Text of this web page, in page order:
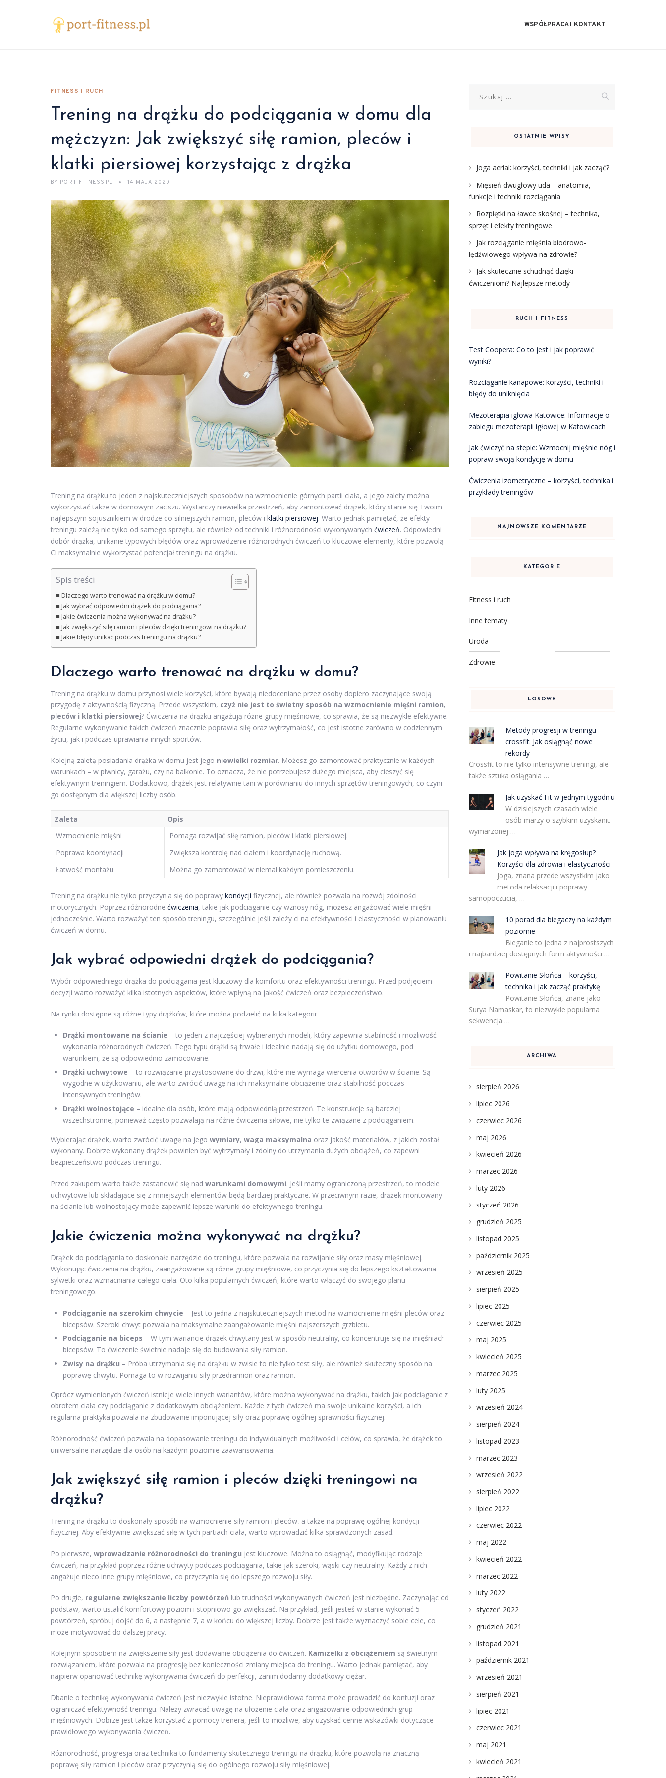
WSPÓŁPRACA I KONTAKT
FITNESS I RUCH
Trening na drążku do podciągania w domu dla
mężczyzn: Jak zwiększyć siłę ramion, pleców i
klatki piersiowej korzystając z drążka
BY PORT-FITNESS.PL 14 MAJA 2020
Trening na drążku to jeden z najskuteczniejszych sposobów na wzmocnienie górnych partii ciała, a jego zalety można
wykorzystać także w domowym zaciszu. Wystarczy niewielka przestrzeń, aby zamontować drążek, który stanie się Twoim
najlepszym sojusznikiem w drodze do silniejszych ramion, pleców i klatki piersiowej. Warto jednak pamiętać, że efekty
treningu zależą nie tylko od samego sprzętu, ale również od techniki i różnorodności wykonywanych ćwiczeń. Odpowiedni
dobór drążka, unikanie typowych błędów oraz wprowadzenie różnorodnych ćwiczeń to kluczowe elementy, które pozwolą
Ci maksymalnie wykorzystać potencjał treningu na drążku.
Spis treści
Dlaczego warto trenować na drążku w domu?
Jak wybrać odpowiedni drążek do podciągania?
Jakie ćwiczenia można wykonywać na drążku?
Jak zwiększyć siłę ramion i pleców dzięki treningowi na drążku?
Jakie błędy unikać podczas treningu na drążku?
Dlaczego warto trenować na drążku w domu?
Trening na drążku w domu przynosi wiele korzyści, które bywają niedoceniane przez osoby dopiero zaczynające swoją
przygodę z aktywnością fizyczną. Przede wszystkim, czyż nie jest to świetny sposób na wzmocnienie mięśni ramion,
pleców i klatki piersiowej? Ćwiczenia na drążku angażują różne grupy mięśniowe, co sprawia, że są niezwykle efektywne.
Regularne wykonywanie takich ćwiczeń znacznie poprawia siłę oraz wytrzymałość, co jest istotne zarówno w codziennym
życiu, jak i podczas uprawiania innych sportów.
Kolejną zaletą posiadania drążka w domu jest jego niewielki rozmiar. Możesz go zamontować praktycznie w każdych
warunkach – w piwnicy, garażu, czy na balkonie. To oznacza, że nie potrzebujesz dużego miejsca, aby cieszyć się
efektywnym treningiem. Dodatkowo, drążek jest relatywnie tani w porównaniu do innych sprzętów treningowych, co czyni
go dostępnym dla większej liczby osób.
Zaleta
Opis
Wzmocnienie mięśni
Pomaga rozwijać siłę ramion, pleców i klatki piersiowej.
Poprawa koordynacji
Zwiększa kontrolę nad ciałem i koordynację ruchową.
Łatwość montażu
Można go zamontować w niemal każdym pomieszczeniu.
Trening na drążku nie tylko przyczynia się do poprawy kondycji fizycznej, ale również pozwala na rozwój zdolności
motorycznych. Poprzez różnorodne ćwiczenia, takie jak podciąganie czy wznosy nóg, możesz angażować wiele mięśni
jednocześnie. Warto rozważyć ten sposób treningu, szczególnie jeśli zależy ci na efektywności i elastyczności w planowaniu
ćwiczeń w domu.
Jak wybrać odpowiedni drążek do podciągania?
Wybór odpowiedniego drążka do podciągania jest kluczowy dla komfortu oraz efektywności treningu. Przed podjęciem
decyzji warto rozważyć kilka istotnych aspektów, które wpłyną na jakość ćwiczeń oraz bezpieczeństwo.
Na rynku dostępne są różne typy drążków, które można podzielić na kilka kategorii:
Drążki montowane na ścianie – to jeden z najczęściej wybieranych modeli, który zapewnia stabilność i możliwość
wykonania różnorodnych ćwiczeń. Tego typu drążki są trwałe i idealnie nadają się do użytku domowego, pod
warunkiem, że są odpowiednio zamocowane.
Drążki uchwytowe – to rozwiązanie przystosowane do drzwi, które nie wymaga wiercenia otworów w ścianie. Są
wygodne w użytkowaniu, ale warto zwrócić uwagę na ich maksymalne obciążenie oraz stabilność podczas
intensywnych treningów.
Drążki wolnostojące – idealne dla osób, które mają odpowiednią przestrzeń. Te konstrukcje są bardziej
wszechstronne, ponieważ często pozwalają na różne ćwiczenia siłowe, nie tylko te związane z podciąganiem.
Wybierając drążek, warto zwrócić uwagę na jego wymiary, waga maksymalna oraz jakość materiałów, z jakich został
wykonany. Dobrze wykonany drążek powinien być wytrzymały i zdolny do utrzymania dużych obciążeń, co zapewni
bezpieczeństwo podczas treningu.
Przed zakupem warto także zastanowić się nad warunkami domowymi. Jeśli mamy ograniczoną przestrzeń, to modele
uchwytowe lub składające się z mniejszych elementów będą bardziej praktyczne. W przeciwnym razie, drążek montowany
na ścianie lub wolnostojący może zapewnić lepsze warunki do efektywnego treningu.
Jakie ćwiczenia można wykonywać na drążku?
Drążek do podciągania to doskonałe narzędzie do treningu, które pozwala na rozwijanie siły oraz masy mięśniowej.
Wykonując ćwiczenia na drążku, zaangażowane są różne grupy mięśniowe, co przyczynia się do lepszego kształtowania
sylwetki oraz wzmacniania całego ciała. Oto kilka popularnych ćwiczeń, które warto włączyć do swojego planu
treningowego.
Podciąganie na szerokim chwycie – Jest to jedna z najskuteczniejszych metod na wzmocnienie mięśni pleców oraz
bicepsów. Szeroki chwyt pozwala na maksymalne zaangażowanie mięśni najszerszych grzbietu.
Podciąganie na biceps – W tym wariancie drążek chwytany jest w sposób neutralny, co koncentruje się na mięśniach
bicepsów. To ćwiczenie świetnie nadaje się do budowania siły ramion.
Zwisy na drążku – Próba utrzymania się na drążku w zwisie to nie tylko test siły, ale również skuteczny sposób na
poprawę chwytu. Pomaga to w rozwijaniu siły przedramion oraz ramion.
Oprócz wymienionych ćwiczeń istnieje wiele innych wariantów, które można wykonywać na drążku, takich jak podciąganie z
obrotem ciała czy podciąganie z dodatkowym obciążeniem. Każde z tych ćwiczeń ma swoje unikalne korzyści, a ich
regularna praktyka pozwala na zbudowanie imponującej siły oraz poprawę ogólnej sprawności fizycznej.
Różnorodność ćwiczeń pozwala na dopasowanie treningu do indywidualnych możliwości i celów, co sprawia, że drążek to
uniwersalne narzędzie dla osób na każdym poziomie zaawansowania.
Jak zwiększyć siłę ramion i pleców dzięki treningowi na
drążku?
Trening na drążku to doskonały sposób na wzmocnienie siły ramion i pleców, a także na poprawę ogólnej kondycji
fizycznej. Aby efektywnie zwiększać siłę w tych partiach ciała, warto wprowadzić kilka sprawdzonych zasad.
Po pierwsze, wprowadzanie różnorodności do treningu jest kluczowe. Można to osiągnąć, modyfikując rodzaje
ćwiczeń, na przykład poprzez różne uchwyty podczas podciągania, takie jak szeroki, wąski czy neutralny. Każdy z nich
angażuje nieco inne grupy mięśniowe, co przyczynia się do lepszego rozwoju siły.
Po drugie, regularne zwiększanie liczby powtórzeń lub trudności wykonywanych ćwiczeń jest niezbędne. Zaczynając od
podstaw, warto ustalić komfortowy poziom i stopniowo go zwiększać. Na przykład, jeśli jesteś w stanie wykonać 5
powtórzeń, spróbuj dojść do 6, a następnie 7, a w końcu do większej liczby. Dobrze jest także wyznaczyć sobie cele, co
może motywować do dalszej pracy.
Kolejnym sposobem na zwiększenie siły jest dodawanie obciążenia do ćwiczeń. Kamizelki z obciążeniem są świetnym
rozwiązaniem, które pozwala na progresję bez konieczności zmiany miejsca do treningu. Warto jednak pamiętać, aby
najpierw opanować technikę wykonywania ćwiczeń do perfekcji, zanim dodamy dodatkowy ciężar.
Dbanie o technikę wykonywania ćwiczeń jest niezwykle istotne. Nieprawidłowa forma może prowadzić do kontuzji oraz
ograniczać efektywność treningu. Należy zwracać uwagę na ułożenie ciała oraz angażowanie odpowiednich grup
mięśniowych. Dobrze jest także korzystać z pomocy trenera, jeśli to możliwe, aby uzyskać cenne wskazówki dotyczące
prawidłowego wykonywania ćwiczeń.
Różnorodność, progresja oraz technika to fundamenty skutecznego treningu na drążku, które pozwolą na znaczną
poprawę siły ramion i pleców oraz przyczynią się do ogólnego rozwoju siły mięśniowej.
OSTATNIE WPISY
Joga aerial: korzyści, techniki i jak zacząć?
Mięsień dwugłowy uda – anatomia,
funkcje i techniki rozciągania
Rozpiętki na ławce skośnej – technika,
sprzęt i efekty treningowe
Jak rozciąganie mięśnia biodrowo-
lędźwiowego wpływa na zdrowie?
Jak skutecznie schudnąć dzięki
ćwiczeniom? Najlepsze metody
RUCH I FITNESS
Test Coopera: Co to jest i jak poprawić
wyniki?
Rozciąganie kanapowe: korzyści, techniki i
błędy do uniknięcia
Mezoterapia igłowa Katowice: Informacje o
zabiegu mezoterapii igłowej w Katowicach
Jak ćwiczyć na stepie: Wzmocnij mięśnie nóg i
popraw swoją kondycję w domu
Ćwiczenia izometryczne – korzyści, technika i
przykłady treningów
NAJNOWSZE KOMENTARZE
KATEGORIE
Fitness i ruch
Inne tematy
Uroda
Zdrowie
LOSOWE
Metody progresji w treningu
crossfit: Jak osiągnąć nowe
rekordy
Crossfit to nie tylko intensywne treningi, ale
także sztuka osiągania …
Jak uzyskać Fit w jednym tygodniu
W dzisiejszych czasach wiele
osób marzy o szybkim uzyskaniu
wymarzonej …
Jak joga wpływa na kręgosłup?
Korzyści dla zdrowia i elastyczności
Joga, znana przede wszystkim jako
metoda relaksacji i poprawy
samopoczucia, …
10 porad dla biegaczy na każdym
poziomie
Bieganie to jedna z najprostszych
i najbardziej dostępnych form aktywności …
Powitanie Słońca – korzyści,
technika i jak zacząć praktykę
Powitanie Słońca, znane jako
Surya Namaskar, to niezwykle popularna
sekwencja …
ARCHIWA
sierpień 2026
lipiec 2026
czerwiec 2026
maj 2026
kwiecień 2026
marzec 2026
luty 2026
styczeń 2026
grudzień 2025
listopad 2025
październik 2025
wrzesień 2025
sierpień 2025
lipiec 2025
czerwiec 2025
maj 2025
kwiecień 2025
marzec 2025
luty 2025
wrzesień 2024
sierpień 2024
listopad 2023
marzec 2023
wrzesień 2022
sierpień 2022
lipiec 2022
czerwiec 2022
maj 2022
kwiecień 2022
marzec 2022
luty 2022
styczeń 2022
grudzień 2021
listopad 2021
październik 2021
wrzesień 2021
sierpień 2021
lipiec 2021
czerwiec 2021
maj 2021
kwiecień 2021